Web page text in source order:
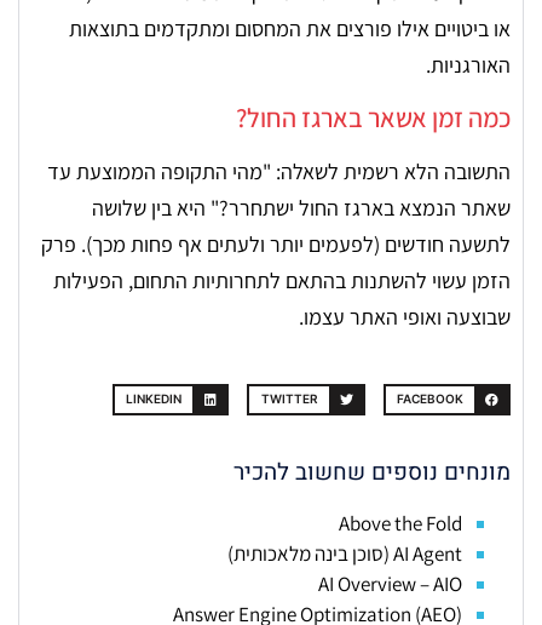
או ביטויים אילו פורצים את המחסום ומתקדמים בתוצאות
האורגניות.
כמה זמן אשאר בארגז החול?
התשובה הלא רשמית לשאלה: "מהי התקופה הממוצעת עד
שאתר הנמצא בארגז החול ישתחרר?" היא בין שלושה
לתשעה חודשים (לפעמים יותר ולעתים אף פחות מכך). פרק
הזמן עשוי להשתנות בהתאם לתחרותיות התחום, הפעילות
שבוצעה ואופי האתר עצמו.
FACEBOOK
TWITTER
LINKEDIN
מונחים נוספים שחשוב להכיר
Above the Fold
AI Agent (סוכן בינה מלאכותית)
AI Overview – AIO
Answer Engine Optimization (AEO)